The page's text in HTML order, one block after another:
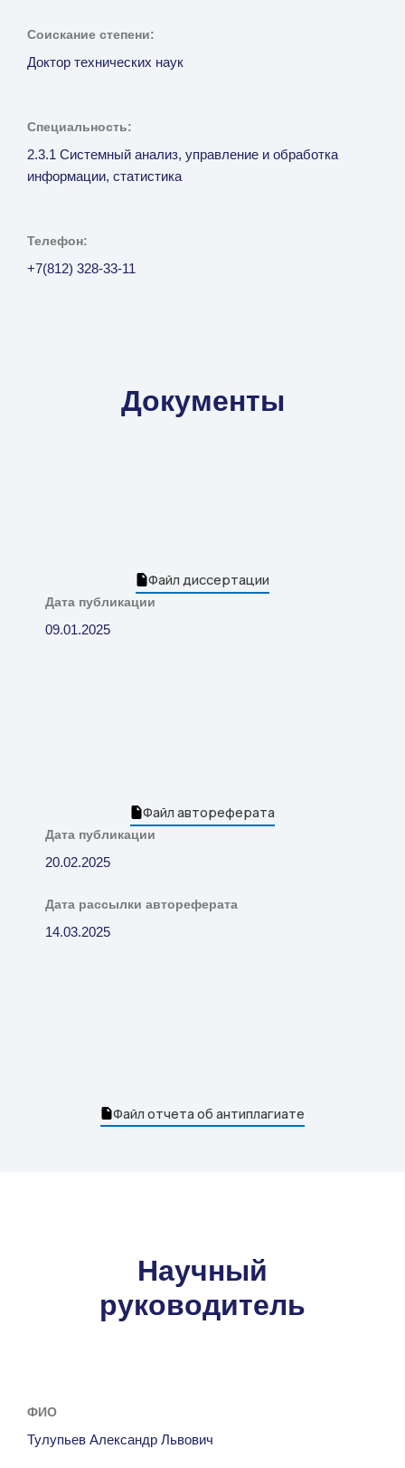
Соискание степени:
Доктор технических наук
Специальность:
2.3.1 Системный анализ, управление и обработка
информации, статистика
Телефон:
+7(812) 328-33-11
Документы
Файл диссертации
Дата публикации
09.01.2025
Файл автореферата
Дата публикации
20.02.2025
Дата рассылки автореферата
14.03.2025
Файл отчета об антиплагиате
Научный
руководитель
ФИО
Тулупьев Александр Львович